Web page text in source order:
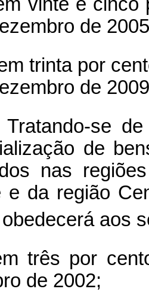
vinte e cinco
de
trinta por
de
Tratando-se
de
nas
e da região
obedecerá aos
três por
de 2002;